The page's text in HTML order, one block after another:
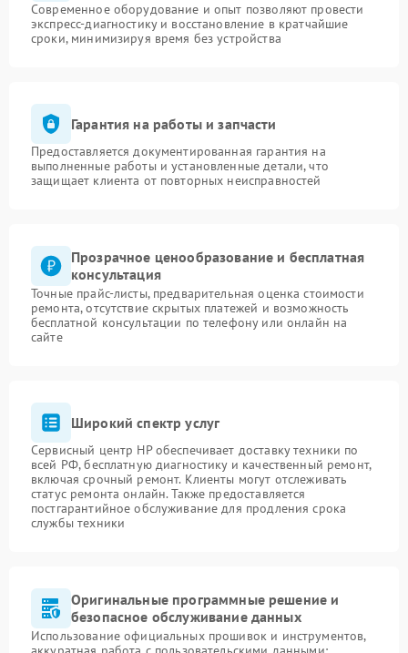
Современное оборудование и опыт позволяют провести
экспресс-диагностику и восстановление в кратчайшие
сроки, минимизируя время без устройства
Гарантия на работы и запчасти
Предоставляется документированная гарантия на
выполненные работы и установленные детали, что
защищает клиента от повторных неисправностей
Прозрачное ценообразование и бесплатная
консультация
Точные прайс-листы, предварительная оценка стоимости
ремонта, отсутствие скрытых платежей и возможность
бесплатной консультации по телефону или онлайн на
сайте
Широкий спектр услуг
Сервисный центр HP обеспечивает доставку техники по
всей РФ, бесплатную диагностику и качественный ремонт,
включая срочный ремонт. Клиенты могут отслеживать
статус ремонта онлайн. Также предоставляется
постгарантийное обслуживание для продления срока
службы техники
Оригинальные программные решение и
безопасное обслуживание данных
Использование официальных прошивок и инструментов,